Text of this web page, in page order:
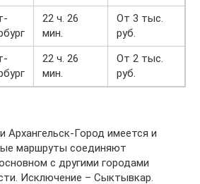
22 ч. 26
мин.
От 3 тыс.
руб.
22 ч. 26
мин.
От 2 тыс.
руб.
Архангельск-Город имеется и
маршруты соединяют
с другими городами
Исключение – Сыктывкар.